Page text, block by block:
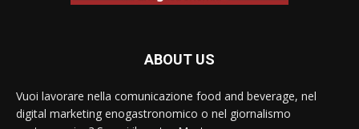
ABOUT US
Vuoi lavorare nella comunicazione food and beverage, nel
digital marketing enogastronomico o nel giornalismo